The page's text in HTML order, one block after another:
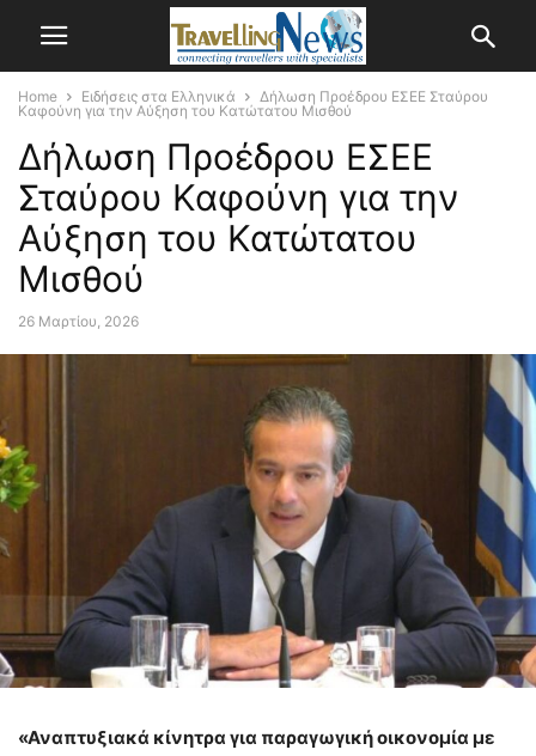
Home Ειδήσεις στα Ελληνικά
Δήλωση Προέδρου ΕΣΕΕ Σταύρου
Καφούνη για την Αύξηση του Κατώτατου Μισθού
Δήλωση Προέδρου ΕΣΕΕ
Σταύρου Καφούνη για την
Αύξηση του Κατώτατου
Μισθού
26 Μαρτίου, 2026
«Αναπτυξιακά κίνητρα για παραγωγική οικονομία με